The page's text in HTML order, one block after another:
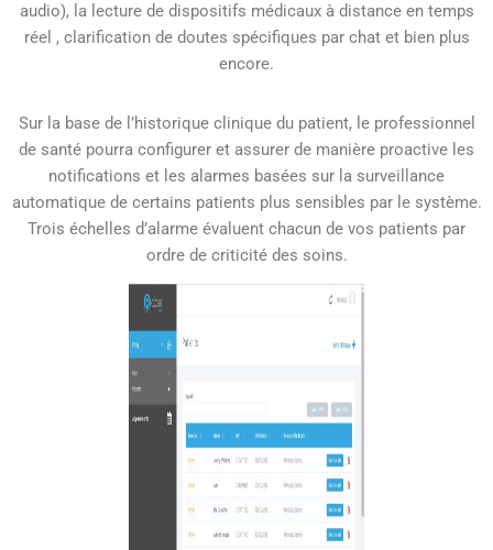
audio), la lecture de dispositifs médicaux à distance en temps
réel , clarification de doutes spécifiques par chat et bien plus
encore.
Sur la base de l’historique clinique du patient, le professionnel
de santé pourra configurer et assurer de manière proactive les
notifications et les alarmes basées sur la surveillance
automatique de certains patients plus sensibles par le système.
Trois échelles d’alarme évaluent chacun de vos patients par
ordre de criticité des soins.